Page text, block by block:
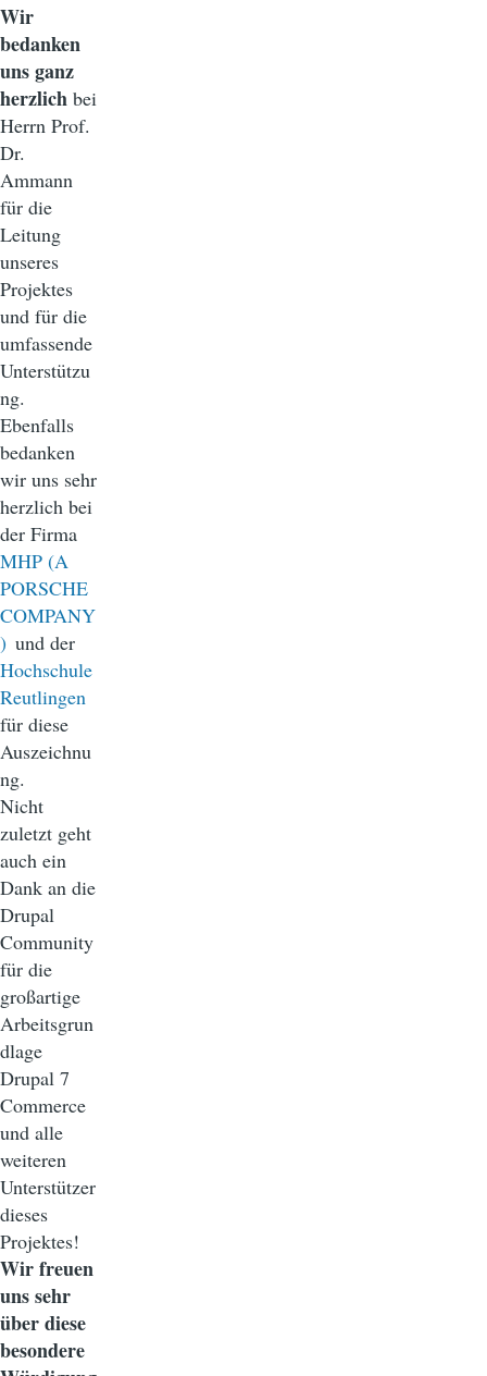
Wir
bedanken
uns ganz
herzlich bei
Herrn Prof.
Dr.
Ammann
für die
Leitung
unseres
Projektes
und für die
umfassende
Unterstützu
ng.
Ebenfalls
bedanken
wir uns sehr
herzlich bei
der Firma
MHP (A
PORSCHE
COMPANY
) und der
Hochschule
Reutlingen
für diese
Auszeichnu
ng.
Nicht
zuletzt geht
auch ein
Dank an die
Drupal
Community
für die
großartige
Arbeitsgrun
dlage
Drupal 7
Commerce
und alle
weiteren
Unterstützer
dieses
Projektes!
Wir freuen
uns sehr
über diese
besondere